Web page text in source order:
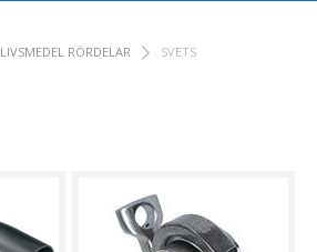
LIVSMEDEL RÖRDELAR SVETS